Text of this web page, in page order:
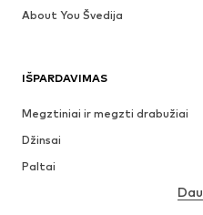
IŠPARDAVIMAS
Megztiniai ir megzti drabužiai
Džinsai
Paltai
About You Švedija